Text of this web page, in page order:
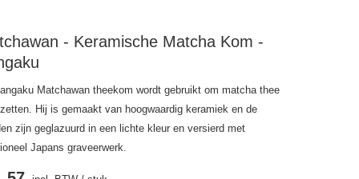
- Keramische Matcha Kom -
Matchawan theekom wordt gebruikt om matcha thee
Hij is gemaakt van hoogwaardig keramiek en de
zijn geglazuurd in een lichte kleur en versierd met
Japans graveerwerk.